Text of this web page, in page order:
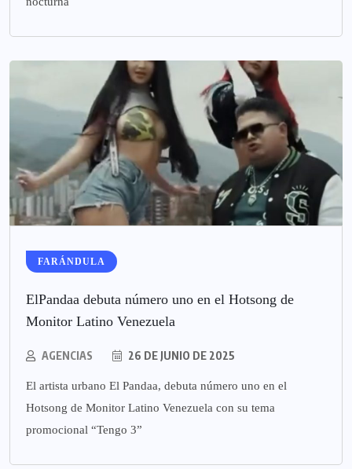
FARÁNDULA
ElPandaa debuta número uno en el Hotsong de
Monitor Latino Venezuela
AGENCIAS 26 DE JUNIO DE 2025
El artista urbano El Pandaa, debuta número uno en el
Hotsong de Monitor Latino Venezuela con su tema
promocional “Tengo 3”